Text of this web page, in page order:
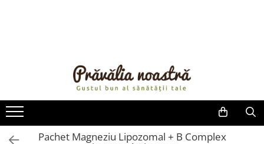
ULEIURI ȘI UNTURI
MĂSLINE
NUCI ȘI SEMINȚE
Pachet Magneziu Lipozomal + B Complex